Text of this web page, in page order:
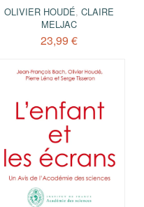
OLIVIER HOUDÉ, CLAIRE
MELJAC
23,99 €